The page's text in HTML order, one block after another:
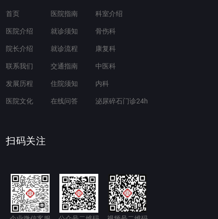
首页
医院介绍
院长介绍
联系我们
发展历程
医院文化
医院指南
就诊须知
就诊流程
交通指南
住院须知
在线问答
科室介绍
骨伤科
康复科
中医科
内科
泌尿碎石门诊24h
扫码关注